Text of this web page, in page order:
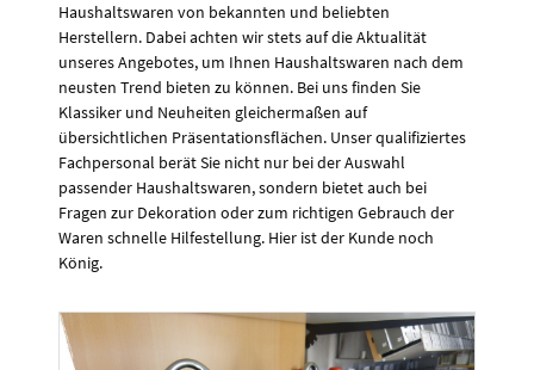
Haushaltswaren von bekannten und beliebten
Herstellern. Dabei achten wir stets auf die Aktualität
unseres Angebotes, um Ihnen Haushaltswaren nach dem
neusten Trend bieten zu können. Bei uns finden Sie
Klassiker und Neuheiten gleichermaßen auf
übersichtlichen Präsentationsflächen. Unser qualifiziertes
Fachpersonal berät Sie nicht nur bei der Auswahl
passender Haushaltswaren, sondern bietet auch bei
Fragen zur Dekoration oder zum richtigen Gebrauch der
Waren schnelle Hilfestellung. Hier ist der Kunde noch
König.